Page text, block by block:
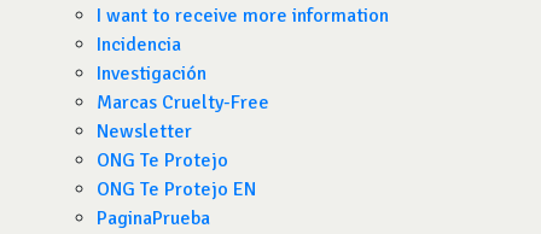
I want to receive more information
Incidencia
Investigación
Marcas Cruelty-Free
Newsletter
ONG Te Protejo
ONG Te Protejo EN
PaginaPrueba